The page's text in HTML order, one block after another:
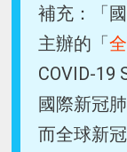
補充：「
主辦的「
COVID-19
國際新冠
而全球新